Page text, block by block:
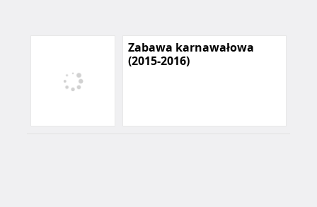
Zabawa karnawałowa
(2015-2016)